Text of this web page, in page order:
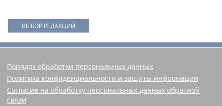
ВЫБОР РЕДАКЦИИ
Порядок обработки персональных данных
Политика конфиденциальности и защиты информации
Согласие на обработку персональных данных обратной
связи